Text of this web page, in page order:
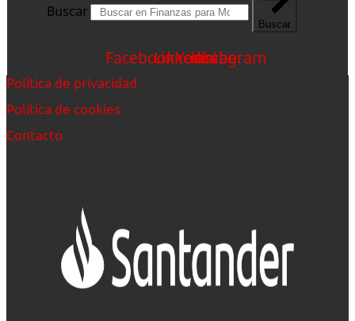
Buscar
Buscar
FacebookLinkedin
Youtube
Instagram
Política de privacidad
Política de cookies
Contacto